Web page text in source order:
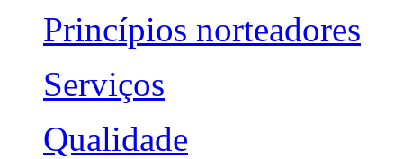
Princípios norteadores
Serviços
Qualidade